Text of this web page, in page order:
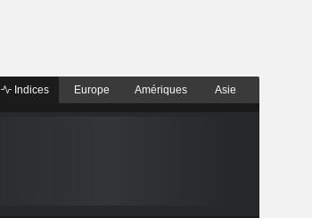
Indices Europe Amériques Asie